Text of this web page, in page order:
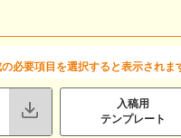
必要項目を選択すると表示されま
入稿用
テンプレート